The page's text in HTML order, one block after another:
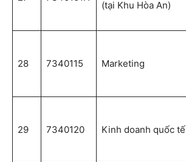
(tại Khu Hòa An)
28 7340115 Marketing
29 7340120 Kinh doanh quốc tế